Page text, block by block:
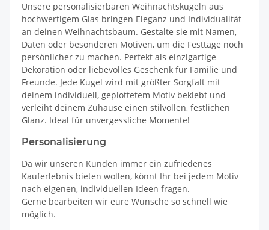
Unsere personalisierbaren Weihnachtskugeln aus
hochwertigem Glas bringen Eleganz und Individualität
an deinen Weihnachtsbaum. Gestalte sie mit Namen,
Daten oder besonderen Motiven, um die Festtage noch
persönlicher zu machen. Perfekt als einzigartige
Dekoration oder liebevolles Geschenk für Familie und
Freunde. Jede Kugel wird mit größter Sorgfalt mit
deinem individuell, geplottetem Motiv beklebt und
verleiht deinem Zuhause einen stilvollen, festlichen
Glanz. Ideal für unvergessliche Momente!
Personalisierung
Da wir unseren Kunden immer ein zufriedenes
Kauferlebnis bieten wollen, könnt Ihr bei jedem Motiv
nach eigenen, individuellen Ideen fragen.
Gerne bearbeiten wir eure Wünsche so schnell wie
möglich.